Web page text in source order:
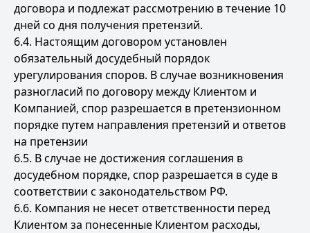
договора и подлежат рассмотрению в течение 10
дней со дня получения претензий.
6.4. Настоящим договором установлен
обязательный досудебный порядок
урегулирования споров. В случае возникновения
разногласий по договору между Клиентом и
Компанией, спор разрешается в претензионном
порядке путем направления претензий и ответов
на претензии
6.5. В случае не достижения соглашения в
досудебном порядке, спор разрешается в суде в
соответствии с законодательством РФ.
6.6. Компания не несет ответственности перед
Клиентом за понесенные Клиентом расходы,